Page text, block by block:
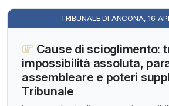
TRIBUNALE DI ANCONA, 16
Cause di scioglimento:
impossibilità assoluta,
assembleare e poteri
Tribunale